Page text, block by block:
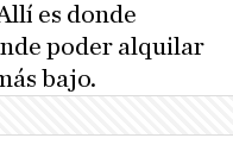
es donde
poder alquilar
bajo.